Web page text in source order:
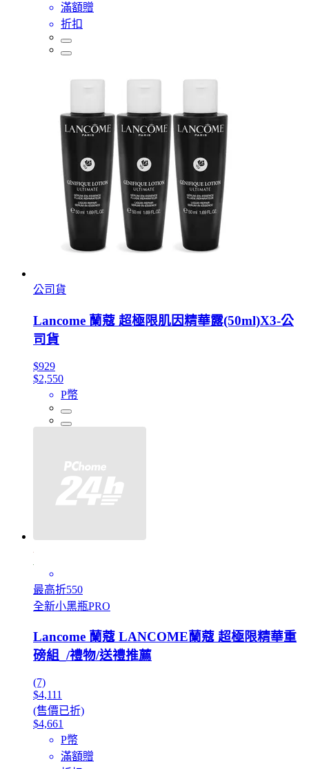
滿額贈
折扣
公司貨
Lancome 蘭蔻 超極限肌因精華露(50ml)X3-公
司貨
$929
$2,550
P幣
最高折550
全新小黑瓶PRO
Lancome 蘭蔻 LANCOME蘭蔻 超極限精華重
磅組_/禮物/送禮推薦
(7)
$4,111
(售價已折)
$4,661
P幣
滿額贈